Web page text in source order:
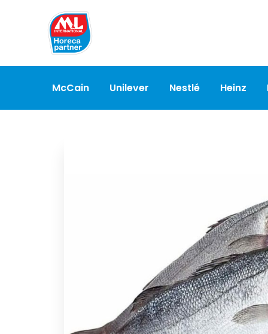
McCain Unilever Nestlé Heinz